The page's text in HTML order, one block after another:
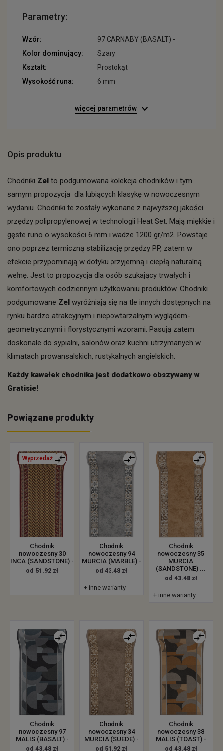
Parametry:
Wzór:
97 CARNABY (BASALT) -
Kolor dominujący:
Szary
Kształt:
Prostokąt
Wysokość runa:
6 mm
więcej parametrów
Opis produktu
Chodniki Zel to podgumowana kolekcja chodników i tym
samym propozycja dla lubiących klasykę w nowoczesnym
wydaniu. Chodniki te zostały wykonane z najwyższej jakości
przędzy polipropylenowej w technologii Heat Set. Mają miękkie i
gęste runo o wysokości 6 mm i wadze 1200 gr/m2. Powstaje
ono poprzez termiczną stabilizację przędzy PP, zatem w
efekcie przypominają w dotyku przyjemną i ciepłą naturalną
wełnę. Jest to propozycja dla osób szukający trwałych i
komfortowych codziennym użytkowaniu produktów. Chodniki
podgumowane Zel wyróżniają się na tle innych dostępnych na
rynku bardzo atrakcyjnym i niepowtarzalnym wyglądem-
geometrycznymi i florystycznymi wzorami. Pasują zatem
doskonale do sypialni, salonów oraz kuchni utrzymanych w
klimatach prowansalskich, rustykalnych angielskich.
Każdy kawałek chodnika jest dodatkowo obszywany w
Gratisie!
Powiązane produkty
Wyprzedaż
Chodnik
nowoczesny 30
INCA (SANDSTONE) -
od 51.92 zł
Chodnik
nowoczesny 94
MURCIA (MARBLE) -
od 43.48 zł
+ inne warianty
Chodnik
nowoczesny 35
MURCIA
(SANDSTONE) ...
od 43.48 zł
+ inne warianty
Chodnik
nowoczesny 97
MALIS (BASALT) -
od 43.48 zł
Chodnik
nowoczesny 34
MURCIA (SUEDE) -
od 51.92 zł
Chodnik
nowoczesny 38
MALIS (TOAST) -
od 43.48 zł